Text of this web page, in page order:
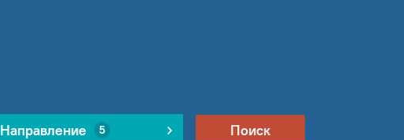
Направление 5 Поиск